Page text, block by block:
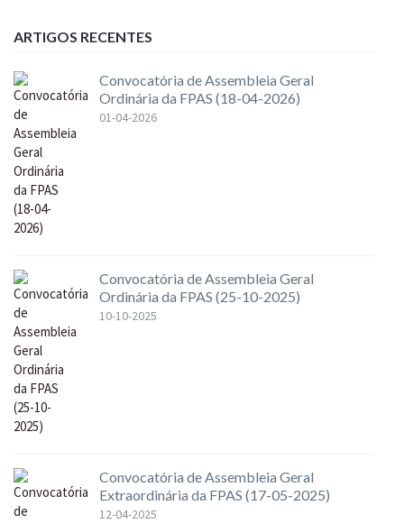
ARTIGOS RECENTES
Convocatória de Assembleia Geral
Ordinária da FPAS (18-04-2026)
01-04-2026
Convocatória de Assembleia Geral
Ordinária da FPAS (25-10-2025)
10-10-2025
Convocatória de Assembleia Geral
Extraordinária da FPAS (17-05-2025)
12-04-2025